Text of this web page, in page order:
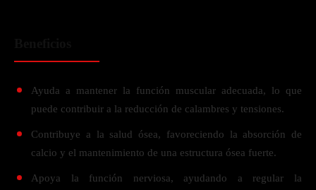
Ayuda a mantener la función muscular adecuada, lo que
puede contribuir a la reducción de calambres y tensiones.
Contribuye a la salud ósea, favoreciendo la absorción de
calcio y el mantenimiento de una estructura ósea fuerte.
Apoya la función nerviosa, ayudando a regular la